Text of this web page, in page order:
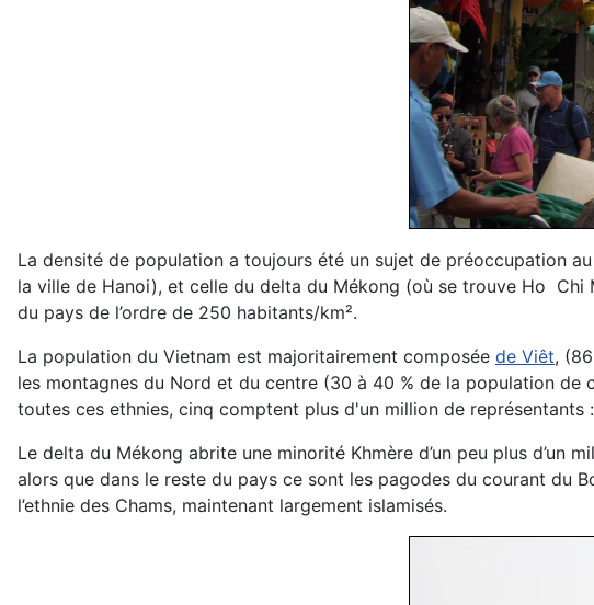
La densité de population a toujours été un sujet de préoccupation
la ville de Hanoi), et celle du delta du Mékong (où se trouve Ho Chi
du pays de l’ordre de 250 habitants/km².
La population du Vietnam est majoritairement composée de Viêt,
les montagnes du Nord et du centre (30 à 40 % de la population de
toutes ces ethnies, cinq comptent plus d'un million de représentants
Le delta du Mékong abrite une minorité Khmère d’un peu plus d’un
alors que dans le reste du pays ce sont les pagodes du courant du
l’ethnie des Chams, maintenant largement islamisés.